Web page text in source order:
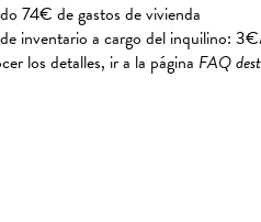
74€ de gastos de vivienda
inventario a cargo del inquilino:
los detalles, ir a la página FAQ